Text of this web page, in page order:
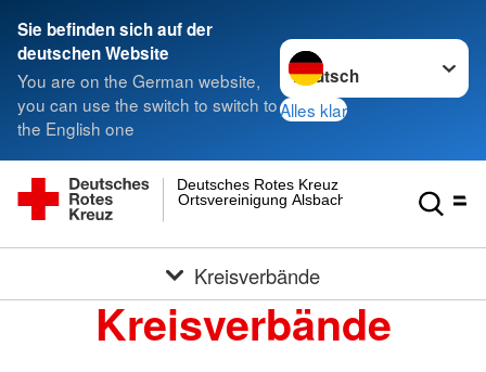
Sie befinden sich auf der
deutschen Website
You are on the German website,
you can use the switch to switch to
the English one
Sprache wechseln zu
Alles klar
Ortsvereinigung Alsbach
Deutsches Rotes Kreuz
Kreisverbände
Kreisverbände